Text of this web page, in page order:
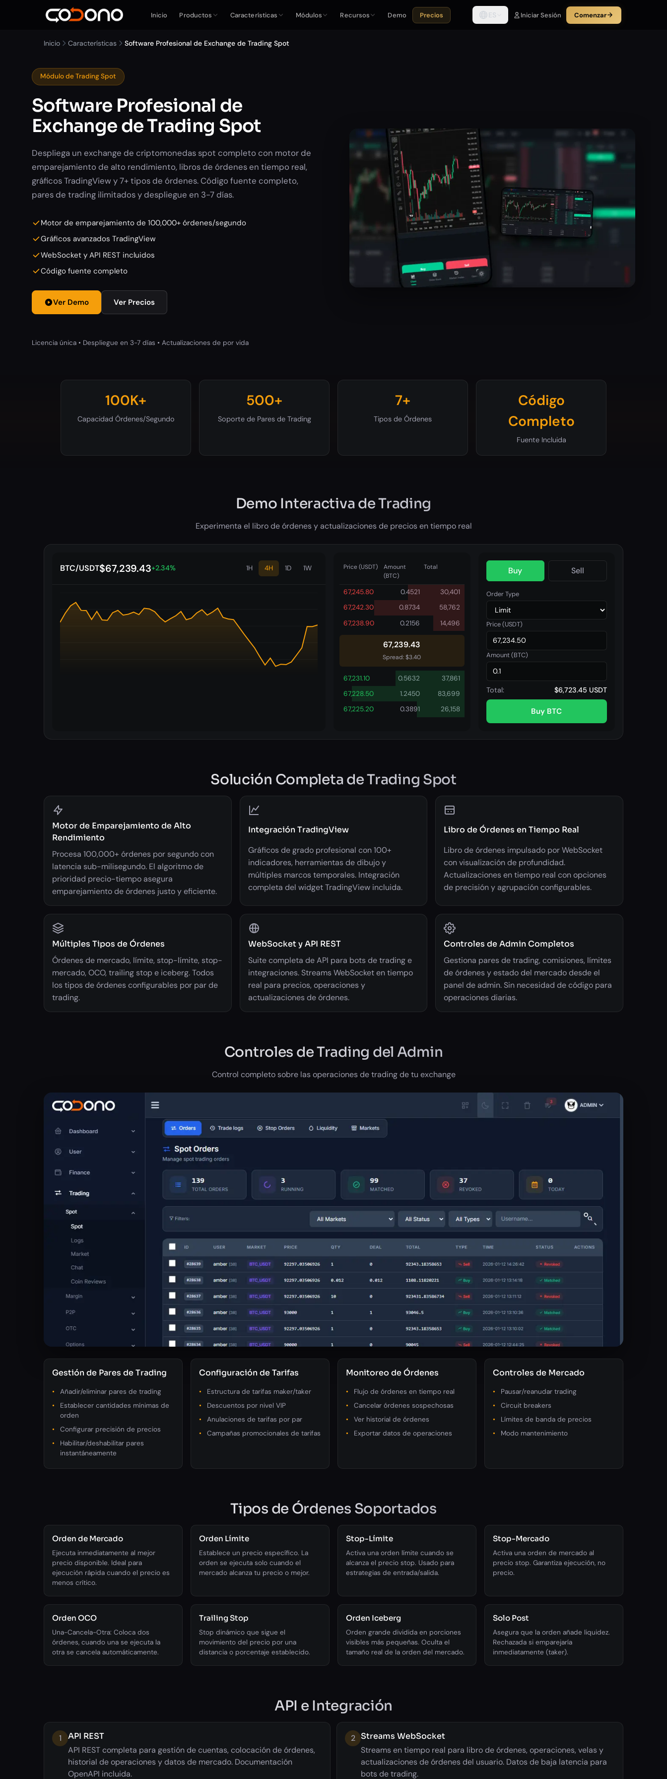
Inicio Productos Características Módulos Recursos Demo Precios ES Iniciar Sesión Comenzar
Inicio Características Software Profesional de Exchange de Trading Spot
Módulo de Trading Spot
Software Profesional de
Exchange de Trading Spot
Despliega un exchange de criptomonedas spot completo con motor de
emparejamiento de alto rendimiento, libros de órdenes en tiempo real,
gráficos TradingView y 7+ tipos de órdenes. Código fuente completo,
pares de trading ilimitados y despliegue en 3-7 días.
Motor de emparejamiento de 100,000+ órdenes/segundo
Gráficos avanzados TradingView
WebSocket y API REST incluidos
Código fuente completo
Ver Demo Ver Precios
Licencia única • Despliegue en 3-7 días • Actualizaciones de por vida
100K+
Capacidad Órdenes/Segundo
500+
Soporte de Pares de Trading
7+
Tipos de Órdenes
Código
Completo
Fuente Incluida
Demo Interactiva de Trading
Experimenta el libro de órdenes y actualizaciones de precios en tiempo real
BTC/USDT$67,239.43+2.34% 1H 4H 1D 1W Price (USDT)
Amount
(BTC)
Total
67,245.80 0.4521
30,401
67,242.30
0.8734
58,762
67,238.90
0.2156 14,496
67,239.43
Spread: $3.40
67,231.10 0.5632
37,861
67,228.50
1.2450
83,699
67,225.20
0.3891 26,158
Buy Sell
Order Type
Price (USDT)
Amount (BTC)
Total: $6,723.45 USDT
Buy BTC
Solución Completa de Trading Spot
Motor de Emparejamiento de Alto
Rendimiento
Procesa 100,000+ órdenes por segundo con
latencia sub-milisegundo. El algoritmo de
prioridad precio-tiempo asegura
emparejamiento de órdenes justo y eficiente.
Integración TradingView
Gráficos de grado profesional con 100+
indicadores, herramientas de dibujo y
múltiples marcos temporales. Integración
completa del widget TradingView incluida.
Libro de Órdenes en Tiempo Real
Libro de órdenes impulsado por WebSocket
con visualización de profundidad.
Actualizaciones en tiempo real con opciones
de precisión y agrupación configurables.
Múltiples Tipos de Órdenes
Órdenes de mercado, límite, stop-límite, stop-
mercado, OCO, trailing stop e iceberg. Todos
los tipos de órdenes configurables por par de
trading.
WebSocket y API REST
Suite completa de API para bots de trading e
integraciones. Streams WebSocket en tiempo
real para precios, operaciones y
actualizaciones de órdenes.
Controles de Admin Completos
Gestiona pares de trading, comisiones, límites
de órdenes y estado del mercado desde el
panel de admin. Sin necesidad de código para
operaciones diarias.
Controles de Trading del Admin
Control completo sobre las operaciones de trading de tu exchange
Gestión de Pares de Trading
Añadir/eliminar pares de trading
Establecer cantidades mínimas de
orden
Configurar precisión de precios
Habilitar/deshabilitar pares
instantáneamente
Configuración de Tarifas
Estructura de tarifas maker/taker
Descuentos por nivel VIP
Anulaciones de tarifas por par
Campañas promocionales de tarifas
Monitoreo de Órdenes
Flujo de órdenes en tiempo real
Cancelar órdenes sospechosas
Ver historial de órdenes
Exportar datos de operaciones
Controles de Mercado
Pausar/reanudar trading
Circuit breakers
Límites de banda de precios
Modo mantenimiento
Tipos de Órdenes Soportados
Orden de Mercado
Ejecuta inmediatamente al mejor
precio disponible. Ideal para
ejecución rápida cuando el precio es
menos crítico.
Orden Límite
Establece un precio específico. La
orden se ejecuta solo cuando el
mercado alcanza tu precio o mejor.
Stop-Límite
Activa una orden límite cuando se
alcanza el precio stop. Usado para
estrategias de entrada/salida.
Stop-Mercado
Activa una orden de mercado al
precio stop. Garantiza ejecución, no
precio.
Orden OCO
Una-Cancela-Otra: Coloca dos
órdenes, cuando una se ejecuta la
otra se cancela automáticamente.
Trailing Stop
Stop dinámico que sigue el
movimiento del precio por una
distancia o porcentaje establecido.
Orden Iceberg
Orden grande dividida en porciones
visibles más pequeñas. Oculta el
tamaño real de la orden del mercado.
Solo Post
Asegura que la orden añade liquidez.
Rechazada si emparejaría
inmediatamente (taker).
API e Integración
1
API REST
API REST completa para gestión de cuentas, colocación de órdenes,
historial de operaciones y datos de mercado. Documentación
OpenAPI incluida.
2 Streams WebSocket
Streams en tiempo real para libro de órdenes, operaciones, velas y
actualizaciones de órdenes del usuario. Datos de baja latencia para
bots de trading.